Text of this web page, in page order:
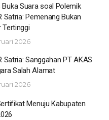
Suara soal Polemik
Satria: Pemenang Bukan
Tertinggi
2026
Satria: Sanggahan PT AKAS
Salah Alamat
2026
Menuju Kabupaten